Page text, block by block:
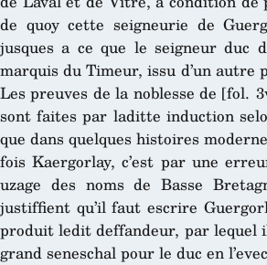
de quoy cette seigneurie de
jusques a ce que le seigneur duc
marquis du Timeur, issu d’un autre
Les preuves de la noblesse de [fol.
sont faites par laditte induction
que dans quelques histoires
fois Kaergorlay, c’est par une
uzage des noms de Basse
justiffient qu’il faut escrire
produit ledit deffandeur, par lequel
grand seneschal pour le duc en